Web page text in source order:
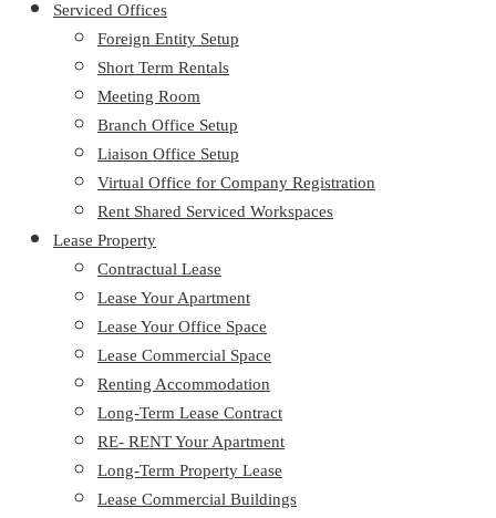
Serviced Offices
Foreign Entity Setup
Short Term Rentals
Meeting Room
Branch Office Setup
Liaison Office Setup
Virtual Office for Company Registration
Rent Shared Serviced Workspaces
Lease Property
Contractual Lease
Lease Your Apartment
Lease Your Office Space
Lease Commercial Space
Renting Accommodation
Long-Term Lease Contract
RE- RENT Your Apartment
Long-Term Property Lease
Lease Commercial Buildings